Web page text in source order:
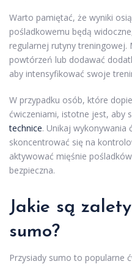
Warto pamiętać, że wyniki
pośladkowemu będą
regularnej rutyny treningowej.
powtórzeń lub dodawać
aby intensyfikować swoje
W przypadku osób, które
ćwiczeniami, istotne jest, aby
technice. Unikaj wykonywania
skoncentrować się na
aktywować mięśnie
bezpieczna.
Jakie są
sumo?
Przysiady sumo to popularne